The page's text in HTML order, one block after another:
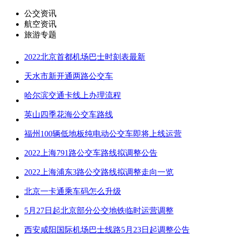
公交资讯
航空资讯
旅游专题
2022北京首都机场巴士时刻表最新
天水市新开通两路公交车
哈尔滨交通卡线上办理流程
英山四季花海公交车路线
福州100辆低地板纯电动公交车即将上线运营
2022上海791路公交车路线拟调整公告
2022上海浦东3路公交路线拟调整走向一览
北京一卡通乘车码怎么升级
5月27日起北京部分公交地铁临时运营调整
西安咸阳国际机场巴士线路5月23日起调整公告